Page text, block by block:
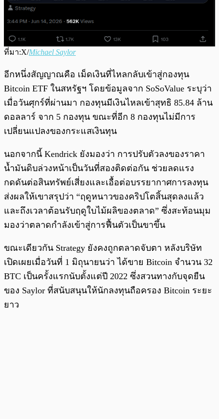
ที่มา:X/Michael Saylor
อีกหนึ่งสัญญาณคือ เม็ดเงินที่ไหลกลับเข้าสู่กองทุน
Bitcoin ETF ในสหรัฐฯ โดยข้อมูลจาก SoSoValue ระบุว่า
เมื่อวันศุกร์ที่ผ่านมา กองทุนมีเงินไหลเข้าสุทธิ 85.84 ล้าน
ดอลลาร์ จาก 5 กองทุน ขณะที่อีก 8 กองทุนไม่มีการ
เปลี่ยนแปลงของกระแสเงินทุน
นอกจากนี้ Kendrick ยังมองว่า การปรับตัวลงของราคา
น้ำมันดิบล่วงหน้าเป็นวันที่สองติดต่อกัน ช่วยลดแรง
กดดันต่อสินทรัพย์เสี่ยงและเอื้อต่อบรรยากาศการลงทุน
ส่งผลให้เขาสรุปว่า “ฤดูหนาวของคริปโตสิ้นสุดลงแล้ว
และถึงเวลาต้อนรับฤดูใบไม้ผลิของตลาด” ซึ่งสะท้อนมุม
มองว่าตลาดกำลังเข้าสู่การฟื้นตัวเป็นขาขึ้น
ขณะเดียวกัน Strategy ยังคงถูกตลาดจับตา หลังบริษัท
เปิดเผยเมื่อวันที่ 1 มิถุนายนว่า ได้ขาย Bitcoin จำนวน 32
BTC เป็นครั้งแรกนับตั้งแต่ปี 2022 ซึ่งสวนทางกับจุดยืน
ของ Saylor ที่สนับสนุนให้นักลงทุนถือครอง Bitcoin ระยะ
ยาว